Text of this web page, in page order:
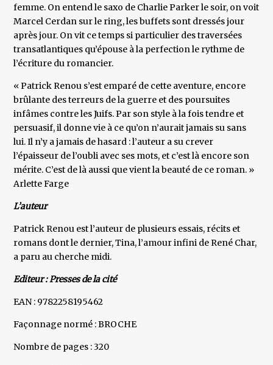
femme. On entend le saxo de Charlie Parker le soir, on voit
Marcel Cerdan sur le ring, les buffets sont dressés jour
après jour. On vit ce temps si particulier des traversées
transatlantiques qu’épouse à la perfection le rythme de
l’écriture du romancier.
« Patrick Renou s’est emparé de cette aventure, encore
brûlante des terreurs de la guerre et des poursuites
infâmes contre les Juifs. Par son style à la fois tendre et
persuasif, il donne vie à ce qu’on n’aurait jamais su sans
lui. Il n’y a jamais de hasard : l’auteur a su crever
l’épaisseur de l’oubli avec ses mots, et c’est là encore son
mérite. C’est de là aussi que vient la beauté de ce roman. »
Arlette Farge
L’auteur
Patrick Renou est l’auteur de plusieurs essais, récits et
romans dont le dernier, Tina, l’amour infini de René Char,
a paru au cherche midi.
Editeur : Presses de la cité
EAN : 9782258195462
Façonnage normé : BROCHE
Nombre de pages : 320